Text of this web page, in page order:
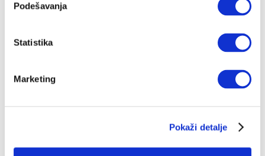
Podešavanja
Statistika
Marketing
Pokaži detalje
Zaboravljena lozinka?